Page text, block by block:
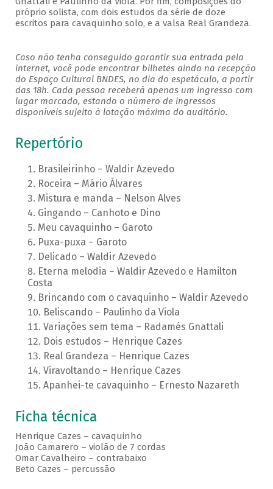
próprio solista, com dois estudos da série de doze
escritos para cavaquinho solo, e a valsa Real Grandeza.
Caso não tenha conseguido garantir sua entrada pela
internet, você pode encontrar bilhetes ainda na recepção
do Espaço Cultural BNDES, no dia do espetáculo, a partir
das 18h. Cada pessoa receberá apenas um ingresso com
lugar marcado, estando o número de ingressos
disponíveis sujeito à lotação máxima do auditório.
Repertório
Brasileirinho – Waldir Azevedo
Roceira – Mário Álvares
Mistura e manda – Nelson Alves
Gingando – Canhoto e Dino
Meu cavaquinho – Garoto
Puxa-puxa – Garoto
Delicado – Waldir Azevedo
Eterna melodia – Waldir Azevedo e Hamilton
Costa
Brincando com o cavaquinho – Waldir Azevedo
Beliscando – Paulinho da Viola
Variações sem tema – Radamés Gnattali
Dois estudos – Henrique Cazes
Real Grandeza – Henrique Cazes
Viravoltando – Henrique Cazes
Apanhei-te cavaquinho – Ernesto Nazareth
Ficha técnica
Henrique Cazes – cavaquinho
João Camarero – violão de 7 cordas
Omar Cavalheiro – contrabaixo
Beto Cazes – percussão